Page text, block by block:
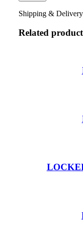
Shipping & Delivery
Related